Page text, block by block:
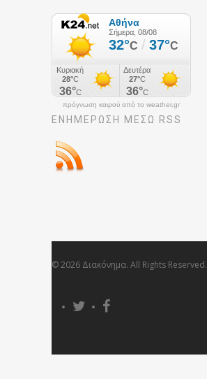
πρόγνωση καιρού από το weather.gr
ΕΝΗΜΈΡΩΣΉ ΜΕΣΩ RSS
© 2026 Διακόνημα. All Rights Reserved.